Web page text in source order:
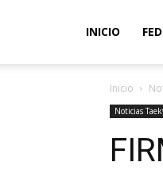
INICIO
Inicio
Noticias